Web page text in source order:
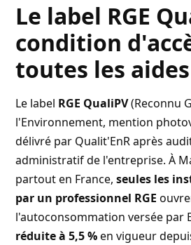
Le label RGE
condition
toutes les aides
Le label RGE QualiPV(Reconnu
l'Environnement, mention
délivré par Qualit'EnR après
administratif de l'entreprise. À
partout en France,seules les
par un professionnel RGE
l'autoconsommation versée par
réduite à 5,5 %en vigueur